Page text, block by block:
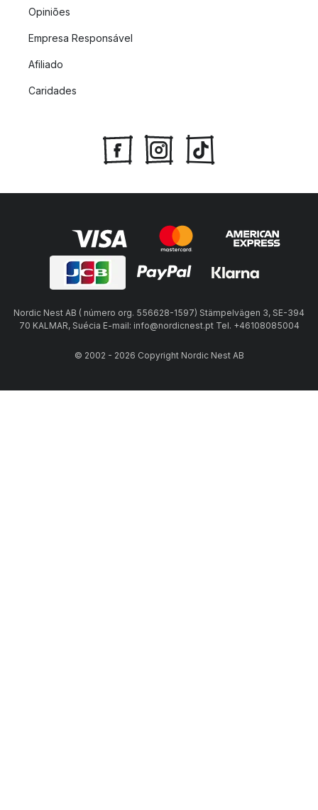
Opiniões
Empresa Responsável
Afiliado
Caridades
Nordic Nest AB ( número org. 556628-1597) Stämpelvägen 3, SE-394
70 KALMAR, Suécia E-mail: info@nordicnest.pt Tel. +46108085004
© 2002 - 2026 Copyright Nordic Nest AB